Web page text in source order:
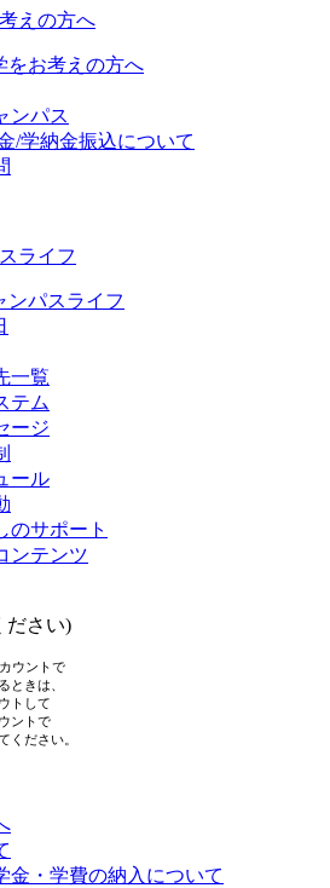
えの方へ
をお考えの方へ
ンパス
/学納金振込について
ライフ
ンパスライフ
一覧
テム
ージ
ール
のサポート
ンテンツ
さい)
ウントで
ときは、
トして
ントで
ください。
金・学費の納入について